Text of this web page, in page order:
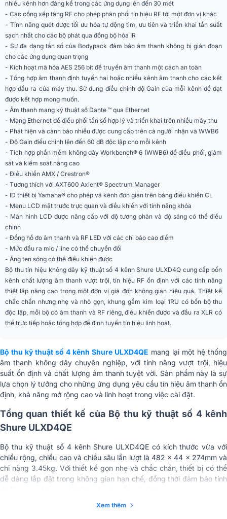
Đầu ra âm thanh
Phạm vi điều chỉnh độ
Gain
-18 đến 42 dB (trong bước 1 dB,
Thiết lập Mute Plus)
Đầu ra 4 x XLR cân bằng
Trở kháng 100 Ohms
Thiết lập đường truyền 18 dBV
Cài đặt mic -12 dBV
Mic / Line Switch 30 dB Pad
Phantom điện bảo vệ
Giao diện mạng
Cổng kép Ethernet 10/100 Mbps, 1
Gbps, Âm thanh số Dante
Khả năng định địa chỉ
mạng
Chiều dài cáp tối đa 100m
Nguồn điện
100 - 240V AC, 50 - 60Hz, 0.32A
Max
Kích thước
482 x 44 x 274mm
Trọng lượng 3.45 kg
nhiều kênh hơn đáng kể trong các ứng dụng lên đến 30 mét
- Các cổng xếp tầng RF cho phép phân phối tín hiệu RF tới một đơn vị khác
- Tính năng quét được tối ưu hóa tự động tìm, ưu tiên và triển khai tần suất
sạch nhất cho các bộ phát qua đồng bộ hóa IR
- Sự đa dạng tần số của Bodypack đảm bảo âm thanh không bị gián đoạn
cho các ứng dụng quan trọng
- Kích hoạt mã hóa AES 256 bit để truyền âm thanh một cách an toàn
- Tổng hợp âm thanh định tuyến hai hoặc nhiều kênh âm thanh cho các kết
hợp đầu ra của máy thu. Sử dụng điều chỉnh độ Gain của mỗi kênh để đạt
được kết hợp mong muốn.
- Âm thanh mạng kỹ thuật số Dante ™ qua Ethernet
- Mạng Ethernet để điều phối tần số hợp lý và triển khai trên nhiều máy thu
- Phát hiện và cảnh báo nhiễu được cung cấp trên cả người nhận và WWB6
- Độ Gain điều chỉnh lên đến 60 dB độc lập cho mỗi kênh
- Tích hợp phần mềm không dây Workbench® 6 (WWB6) để điều phối, giám
sát và kiểm soát nâng cao
- Điều khiển AMX / Crestron®
- Tương thích với AXT600 Axient® Spectrum Manager
- ID thiết bị Yamaha® cho phép vá kênh đơn giản trên bảng điều khiển CL
- Menu LCD mặt trước trực quan và điều khiển với tính năng khóa
- Màn hình LCD được nâng cấp với độ tương phản và độ sáng có thể điều
chỉnh
- Đồng hồ đo âm thanh và RF LED với các chỉ báo cao điểm
- Mức đầu ra mic / line có thể chuyển đổi
- Ăng ten sóng có thể điều khiển được
Bộ thu tín hiệu không dây kỹ thuật số 4 kênh Shure ULXD4Q cung cấp bốn
kênh chất lượng âm thanh vượt trội, tín hiệu RF ổn định với các tính năng
thiết lập nâng cao trong một đơn vị giá đơn không gian hiệu quả. Thiết kế
chắc chắn nhưng nhẹ và nhỏ gọn, khung gầm kim loại 1RU có bốn bộ thu
độc lập, mỗi bộ có âm thanh và RF riêng, điều khiển được và đầu ra XLR có
thể trực tiếp hoặc tổng hợp để định tuyến tín hiệu linh hoạt.
Bộ thu kỹ thuật số 4 kênh Shure ULXD4QE mang lại một hệ thống
âm thanh không dây chuyên nghiệp, với tính năng vượt trội, hiệu
suất ổn định và chất lượng âm thanh tuyệt vời. Sản phẩm này là sự
lựa chọn lý tưởng cho những ứng dụng yêu cầu tín hiệu âm thanh ổn
định, khả năng mở rộng cao và linh hoạt trong việc cài đặt.
Tổng quan thiết kế của Bộ thu kỹ thuật số 4 kênh
Shure ULXD4QE
Bộ thu kỹ thuật số 4 kênh Shure ULXD4QE có kích thước vừa với
chiều rộng, chiều cao và chiều sâu lần lượt là 482 x 44 x 274mm và
chỉ nặng 3.45kg. Với thiết kế gọn nhẹ và chắc chắn, thiết bị có thể
dễ dàng lắp đặt trong không gian hạn chế, đồng thời đảm bảo tính
Xem thêm